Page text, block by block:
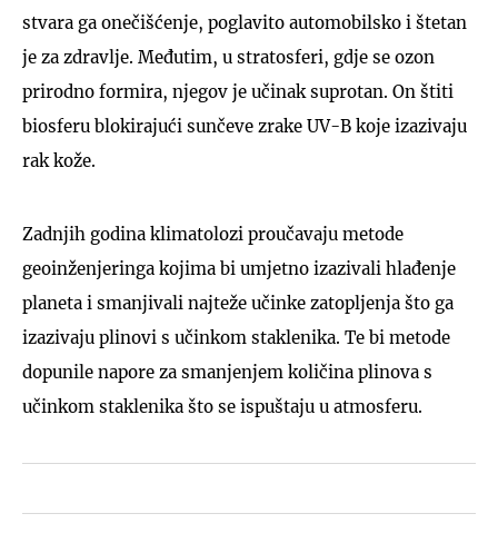
stvara ga onečišćenje, poglavito automobilsko i štetan
je za zdravlje. Međutim, u stratosferi, gdje se ozon
prirodno formira, njegov je učinak suprotan. On štiti
biosferu blokirajući sunčeve zrake UV-B koje izazivaju
rak kože.
Zadnjih godina klimatolozi proučavaju metode
geoinženjeringa kojima bi umjetno izazivali hlađenje
planeta i smanjivali najteže učinke zatopljenja što ga
izazivaju plinovi s učinkom staklenika. Te bi metode
dopunile napore za smanjenjem količina plinova s
učinkom staklenika što se ispuštaju u atmosferu.